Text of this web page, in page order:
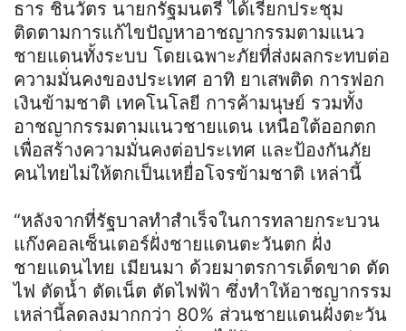
ธาร ชินวัตร นายกรัฐมนตรี ได้เรียกประชุม
ติดตามการแก้ไขปัญหาอาชญากรรมตามแนว
ชายแดนทั้งระบบ โดยเฉพาะภัยที่ส่งผลกระทบต่อ
ความมั่นคงของประเทศ อาทิ ยาเสพติด การฟอก
เงินข้ามชาติ เทคโนโลยี การค้ามนุษย์ รวมทั้ง
อาชญากรรมตามแนวชายแดน เหนือใต้ออกตก
เพื่อสร้างความมั่นคงต่อประเทศ และป้องกันภัย
คนไทยไม่ให้ตกเป็นเหยื่อโจรข้ามชาติ เหล่านี้
“หลังจากที่รัฐบาลทำสำเร็จในการทลายกระบวน
แก๊งคอลเซ็นเตอร์ฝั่งชายแดนตะวันตก ฝั่ง
ชายแดนไทย เมียนมา ด้วยมาตรการเด็ดขาด ตัด
ไฟ ตัดน้ำ ตัดเน็ต ตัดไฟฟ้า ซึ่งทำให้อาชญากรรม
เหล่านี้ลดลงมากกว่า 80% ส่วนชายแดนฝั่งตะวัน